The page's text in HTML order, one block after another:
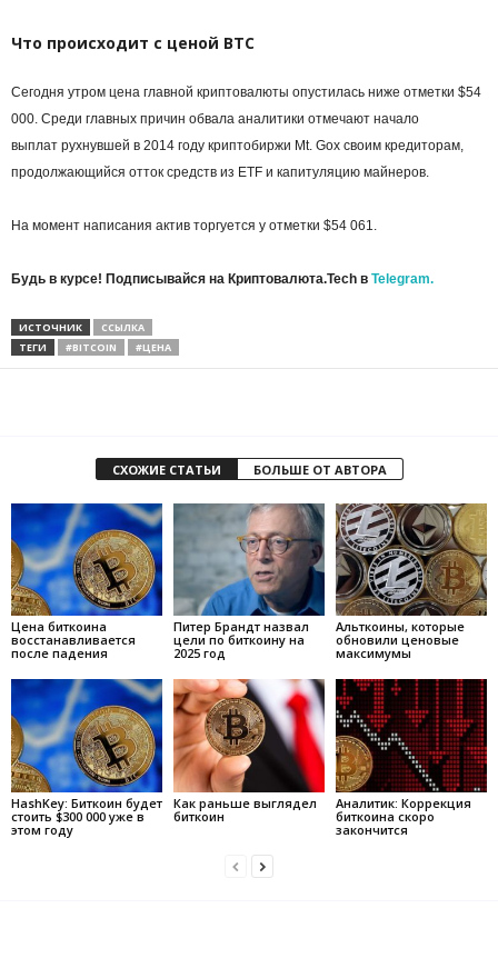
Что происходит с ценой BTC
Сегодня утром цена главной криптовалюты опустилась ниже отметки $54
000. Среди главных причин обвала аналитики отмечают начало
выплат рухнувшей в 2014 году криптобиржи Mt. Gox своим кредиторам,
продолжающийся отток средств из ETF и капитуляцию майнеров.
На момент написания актив торгуется у отметки $54 061.
Будь в курсе! Подписывайся на Криптовалюта.Tech в Telegram.
ИСТОЧНИК
ССЫЛКА
ТЕГИ
#BITCOIN #ЦЕНА
СХОЖИЕ СТАТЬИ БОЛЬШЕ ОТ АВТОРА
Цена биткоина
восстанавливается
после падения
Питер Брандт назвал
цели по биткоину на
2025 год
Альткоины, которые
обновили ценовые
максимумы
HashKey: Биткоин будет
стоить $300 000 уже в
этом году
Как раньше выглядел
биткоин
Аналитик: Коррекция
биткоина скоро
закончится